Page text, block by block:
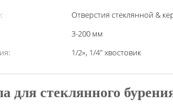
Отверстия стеклянной &
3-200 мм
1/2», 1/4" хвостовик
стеклянного